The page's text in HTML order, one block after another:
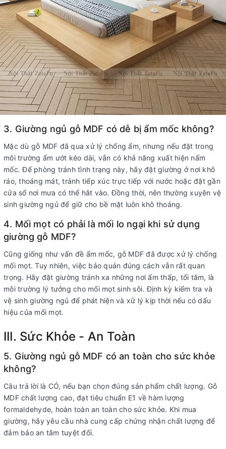
3. Giường ngủ gỗ MDF có dễ bị ẩm mốc không?
Mặc dù gỗ MDF đã qua xử lý chống ẩm, nhưng nếu đặt trong
môi trường ẩm ướt kéo dài, vẫn có khả năng xuất hiện nấm
mốc. Để phòng tránh tình trạng này, hãy đặt giường ở nơi khô
ráo, thoáng mát, tránh tiếp xúc trực tiếp với nước hoặc đặt gần
cửa sổ nơi mưa có thể hắt vào. Đồng thời, nên thường xuyên vệ
sinh giường ngủ để giữ cho bề mặt luôn khô thoáng.
4. Mối mọt có phải là mối lo ngại khi sử dụng
giường gỗ MDF?
Cũng giống như vấn đề ẩm mốc, gỗ MDF đã được xử lý chống
mối mọt. Tuy nhiên, việc bảo quản đúng cách vẫn rất quan
trọng. Hãy đặt giường tránh xa những nơi ẩm thấp, tối tăm, là
môi trường lý tưởng cho mối mọt sinh sôi. Định kỳ kiểm tra và
vệ sinh giường ngủ để phát hiện và xử lý kịp thời nếu có dấu
hiệu của mối mọt.
III. Sức Khỏe - An Toàn
5. Giường ngủ gỗ MDF có an toàn cho sức khỏe
không?
Câu trả lời là CÓ, nếu bạn chọn đúng sản phẩm chất lượng. Gỗ
MDF chất lượng cao, đạt tiêu chuẩn E1 về hàm lượng
formaldehyde, hoàn toàn an toàn cho sức khỏe. Khi mua
giường, hãy yêu cầu nhà cung cấp chứng nhận chất lượng để
đảm bảo an tâm tuyệt đối.